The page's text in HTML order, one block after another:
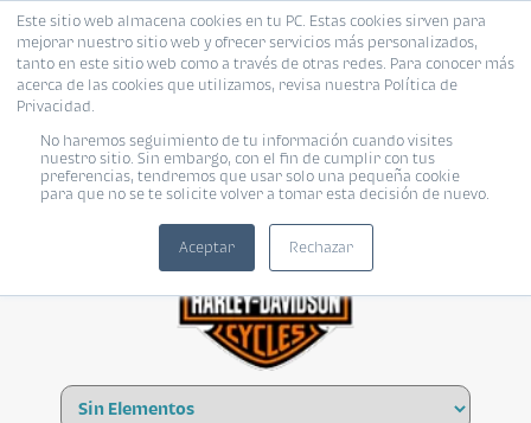
Este sitio web almacena cookies en tu PC. Estas cookies sirven para
mejorar nuestro sitio web y ofrecer servicios más personalizados,
tanto en este sitio web como a través de otras redes. Para conocer más
acerca de las cookies que utilizamos, revisa nuestra Política de
Privacidad.
No haremos seguimiento de tu información cuando visites
nuestro sitio. Sin embargo, con el fin de cumplir con tus
preferencias, tendremos que usar solo una pequeña cookie
para que no se te solicite volver a tomar esta decisión de nuevo.
Aceptar Rechazar
HARLEY DAVIDSON